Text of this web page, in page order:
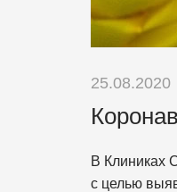
25.08.2020
В Клиниках
с целью